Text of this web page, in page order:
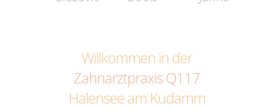
Willkommen in der
Zahnarztpraxis Q117
Halensee am Kudamm